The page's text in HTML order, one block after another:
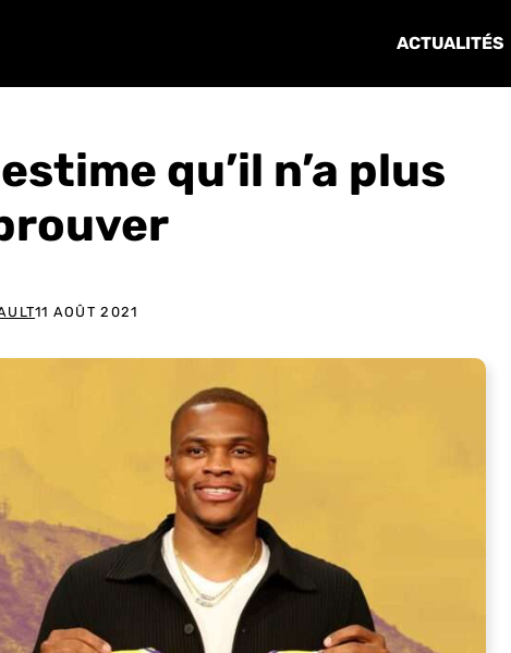
ACTUALITÉS
qu’il n’a plus
11 AOÛT 2021